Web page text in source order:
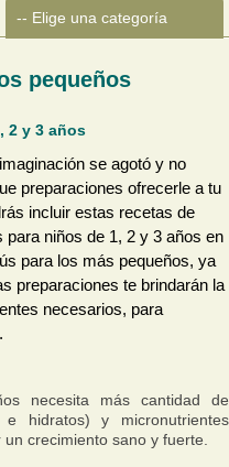
pequeños
2 y 3 años
se agotó y no
preparaciones ofrecerle a tu
incluir estas recetas de
para niños de 1, 2 y 3 años en
para los más pequeños, ya
preparaciones te brindarán la
necesarios, para
necesita más cantidad de
e hidratos) y micronutrientes
crecimiento sano y fuerte.